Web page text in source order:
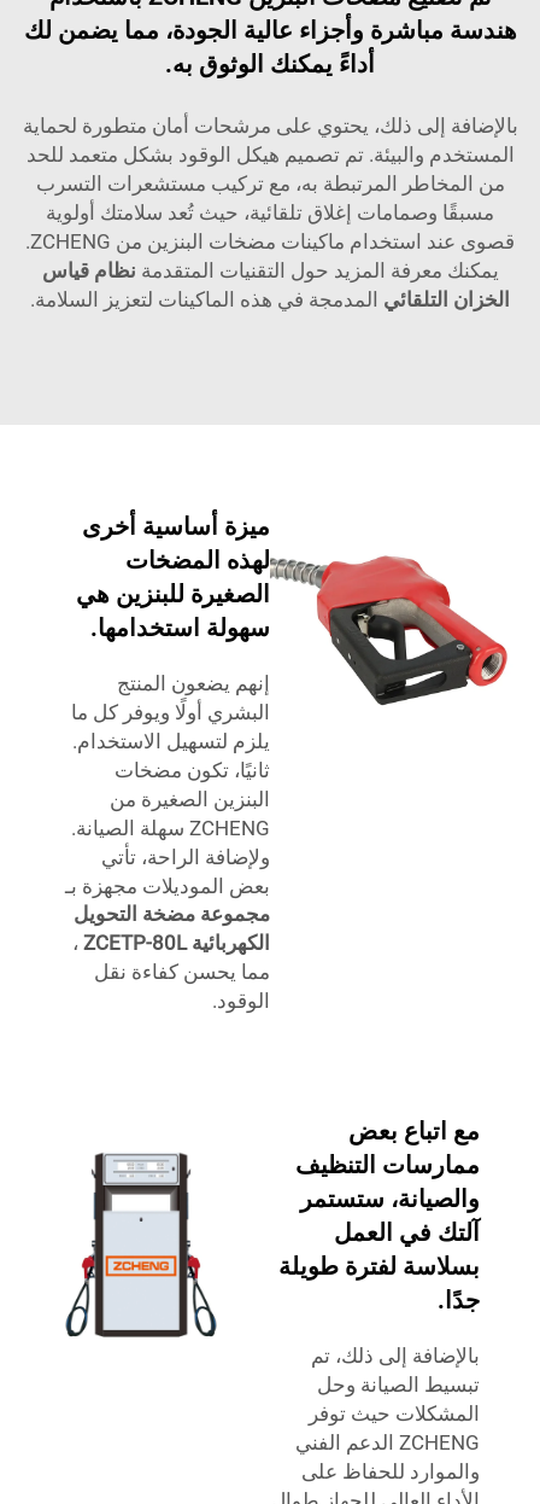
هندسة مباشرة وأجزاء عالية الجودة، مما يضمن لك
أداءً يمكنك الوثوق به.
بالإضافة إلى ذلك، يحتوي على مرشحات أمان متطورة لحماية
المستخدم والبيئة. تم تصميم هيكل الوقود بشكل متعمد للحد
من المخاطر المرتبطة به، مع تركيب مستشعرات التسرب
مسبقًا وصمامات إغلاق تلقائية، حيث تُعد سلامتك أولوية
قصوى عند استخدام ماكينات مضخات البنزين من ZCHENG.
يمكنك معرفة المزيد حول التقنيات المتقدمة نظام قياس
الخزان التلقائي المدمجة في هذه الماكينات لتعزيز السلامة.
ميزة أساسية أخرى
لهذه المضخات
الصغيرة للبنزين هي
سهولة استخدامها.
إنهم يضعون المنتج
البشري أولًا ويوفر كل ما
يلزم لتسهيل الاستخدام.
ثانيًا، تكون مضخات
البنزين الصغيرة من
ZCHENG سهلة الصيانة.
ولإضافة الراحة، تأتي
بعض الموديلات مجهزة بـ
مجموعة مضخة التحويل
الكهربائية ZCETP-80L
،
مما يحسن كفاءة نقل
الوقود.
مع اتباع بعض
ممارسات التنظيف
والصيانة، ستستمر
آلتك في العمل
بسلاسة لفترة طويلة
جدًا.
بالإضافة إلى ذلك، تم
تبسيط الصيانة وحل
المشكلات حيث توفر
ZCHENG الدعم الفني
والموارد للحفاظ على